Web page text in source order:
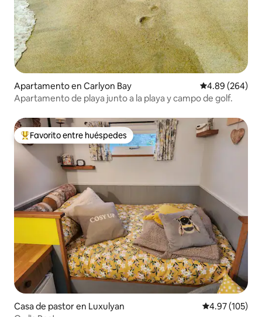
Apartamento en Carlyon Bay Calificación
4.89 (264)
Apartamento de playa junto a la playa y campo de golf.
Favorito entre huéspedes preferido
Favorito entre huéspedes
Casa de pastor en Luxulyan Calificación
4.97 (105)